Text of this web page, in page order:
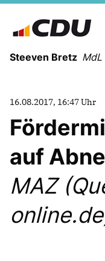
Steeven Bretz MdL
16.08.2017, 16:47 Uhr
auf
MAZ